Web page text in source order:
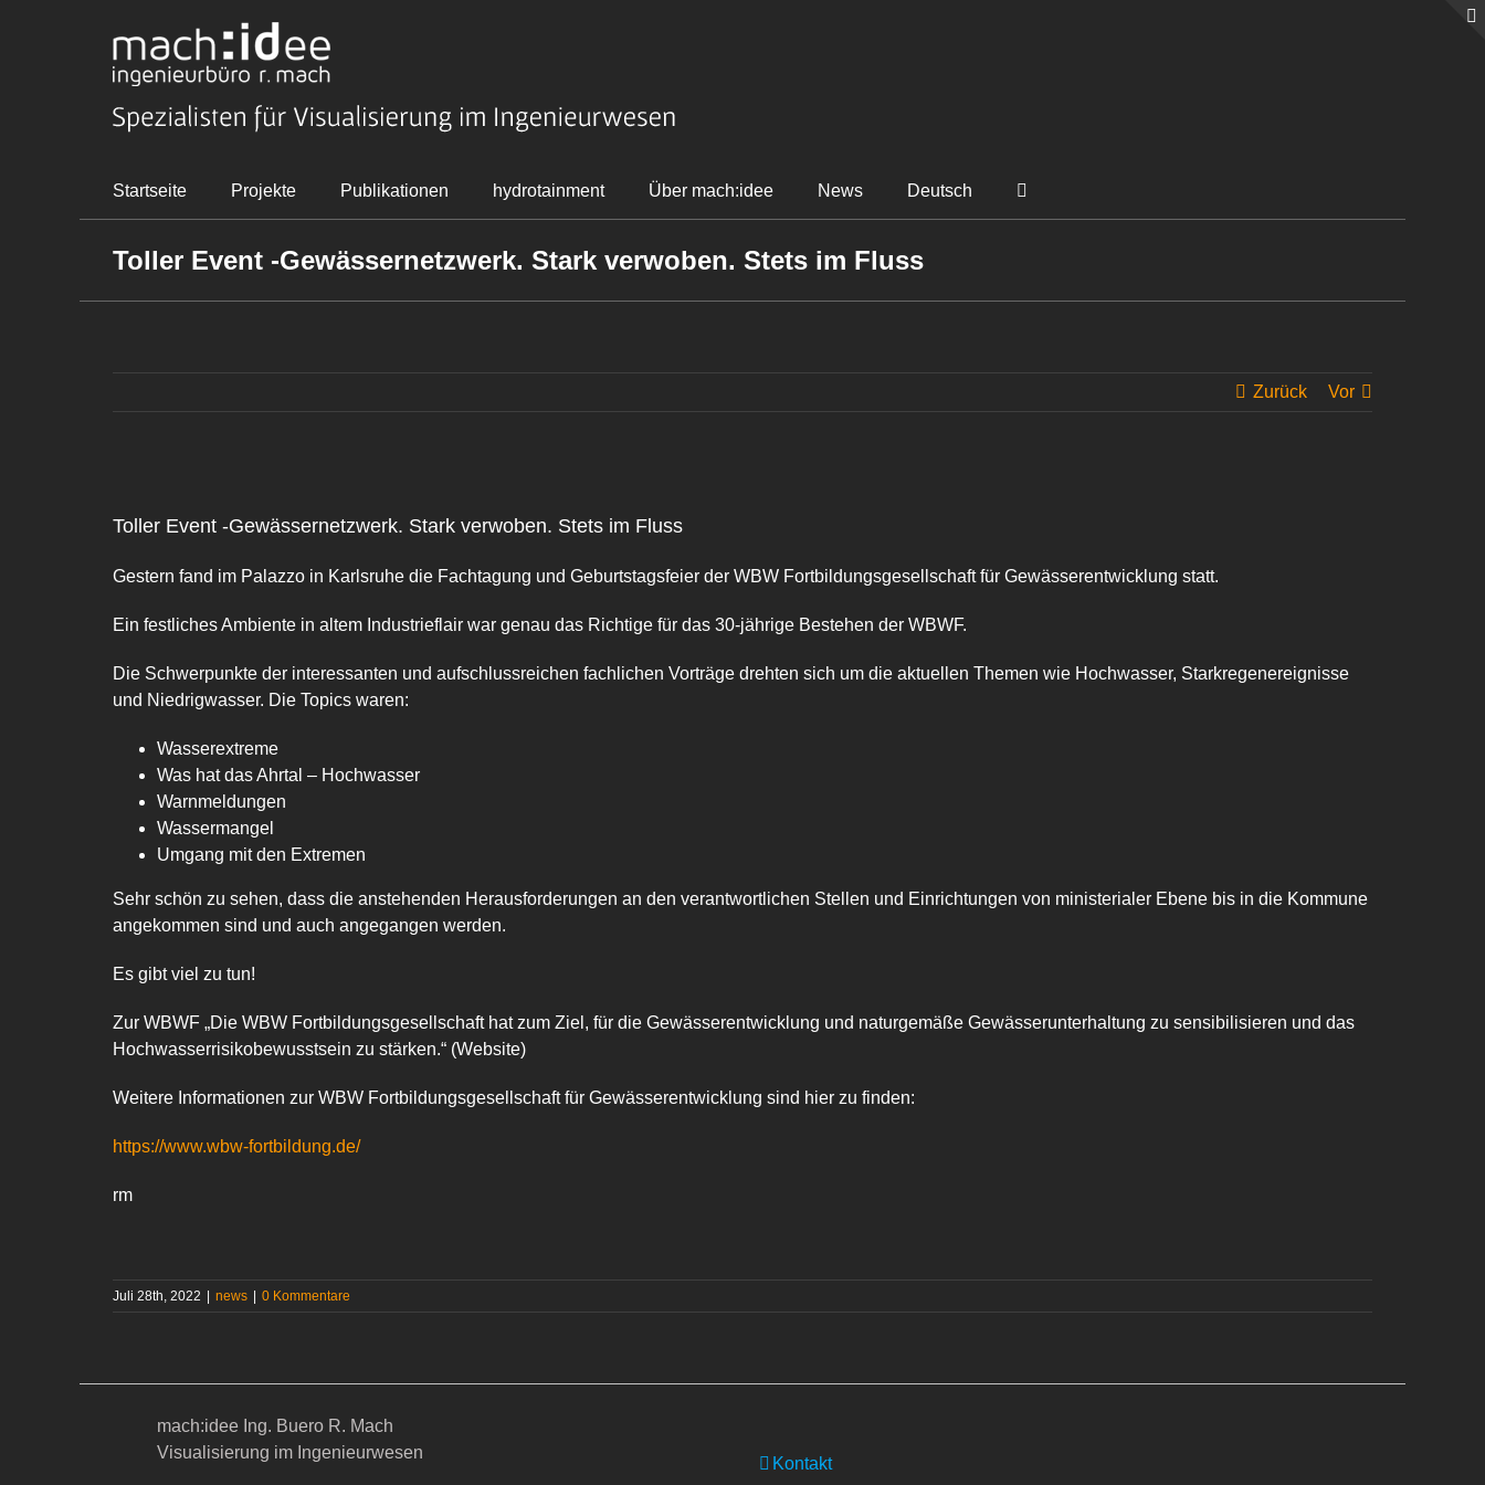
Startseite Projekte Publikationen hydrotainment Über mach:idee News Deutsch
Toller Event -Gewässernetzwerk. Stark verwoben. Stets im Fluss
Zurück Vor
grösseres
Toller Event -Gewässernetzwerk. Stark verwoben. Stets im Fluss
Gestern fand im Palazzo in Karlsruhe die Fachtagung und Geburtstagsfeier der WBW Fortbildungsgesellschaft für Gewässerentwicklung statt.
Ein festliches Ambiente in altem Industrieflair war genau das Richtige für das 30-jährige Bestehen der WBWF.
Die Schwerpunkte der interessanten und aufschlussreichen fachlichen Vorträge drehten sich um die aktuellen Themen wie Hochwasser, Starkregenereignisse
und Niedrigwasser. Die Topics waren:
Wasserextreme
Was hat das Ahrtal – Hochwasser
Warnmeldungen
Wassermangel
Umgang mit den Extremen
Sehr schön zu sehen, dass die anstehenden Herausforderungen an den verantwortlichen Stellen und Einrichtungen von ministerialer Ebene bis in die Kommune
angekommen sind und auch angegangen werden.
Es gibt viel zu tun!
Zur WBWF „Die WBW Fortbildungsgesellschaft hat zum Ziel, für die Gewässerentwicklung und naturgemäße Gewässerunterhaltung zu sensibilisieren und das
Hochwasserrisikobewusstsein zu stärken.“ (Website)
Weitere Informationen zur WBW Fortbildungsgesellschaft für Gewässerentwicklung sind hier zu finden:
https://www.wbw-fortbildung.de/
rm
Juli 28th, 2022 | news | 0 Kommentare
mach:idee Ing. Buero R. Mach
Visualisierung im Ingenieurwesen
Kontakt